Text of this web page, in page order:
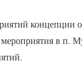
концепции
в п.